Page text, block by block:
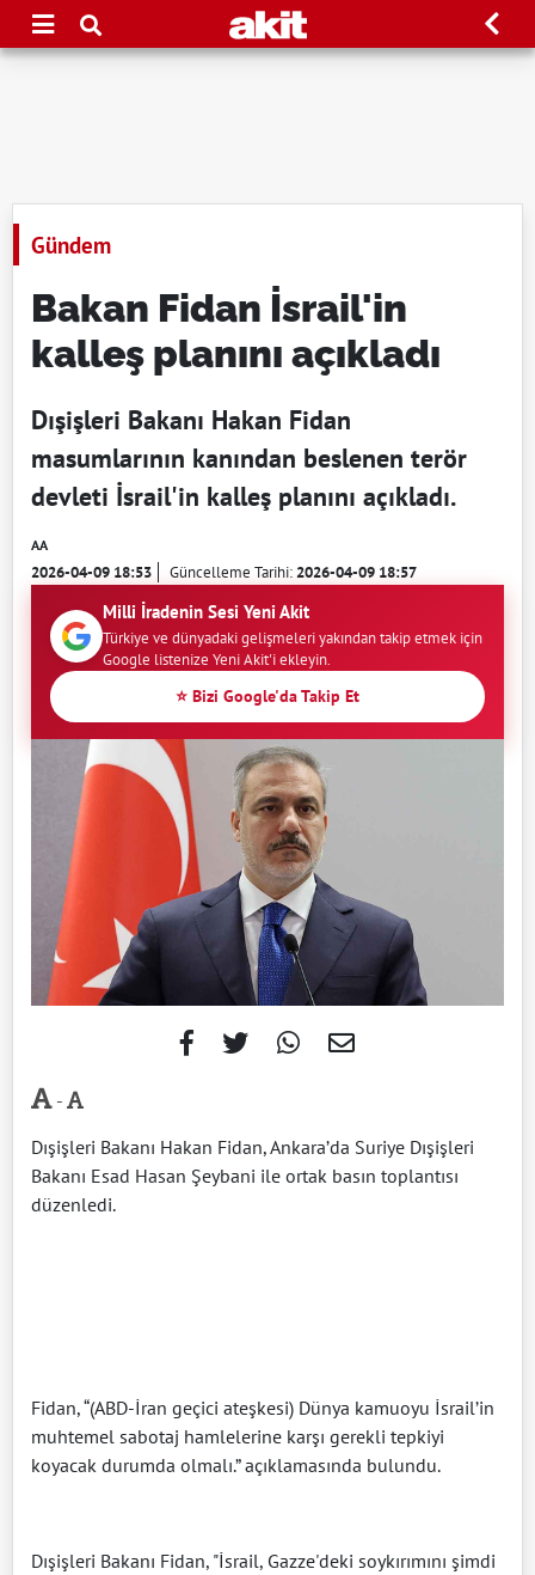
Gündem
Bakan Fidan İsrail'in
kalleş planını açıkladı
Dışişleri Bakanı Hakan Fidan
masumlarının kanından beslenen terör
devleti İsrail'in kalleş planını açıkladı.
AA
2026-04-09 18:53 Güncelleme Tarihi:2026-04-09 18:57
Milli İradenin Sesi Yeni Akit
Türkiye ve dünyadaki gelişmeleri yakından takip etmek için
Google listenize Yeni Akit'i ekleyin.
⭐ Bizi Google'da Takip Et
-
Dışişleri Bakanı Hakan Fidan, Ankara’da Suriye Dışişleri
Bakanı Esad Hasan Şeybani ile ortak basın toplantısı
düzenledi.
Fidan, “(ABD-İran geçici ateşkesi) Dünya kamuoyu İsrail’in
muhtemel sabotaj hamlelerine karşı gerekli tepkiyi
koyacak durumda olmalı.” açıklamasında bulundu.
Dışişleri Bakanı Fidan, "İsrail, Gazze'deki soykırımını şimdi